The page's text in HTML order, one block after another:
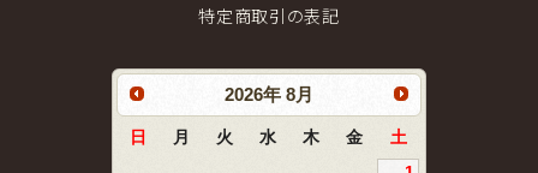
特定商取引の表記
2026年 8月
日 月 火 水 木 金
土